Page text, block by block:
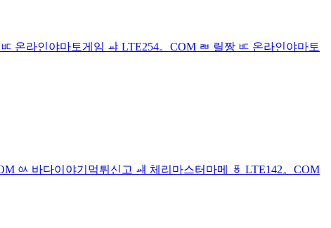
온라인야마토게임 ㆇ LTE254。COM ㄼ 릴짱 ㅳ 온라인야마토
ㆂ 바다이야기먹튀신고 ㆈ 체리마스터마메 ㆄ LTE142。COM